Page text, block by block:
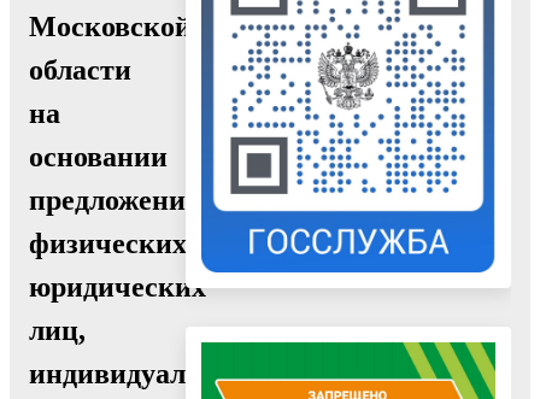
Московской
области
на
основании
предложений
физических,
юридических
лиц,
индивидуальных